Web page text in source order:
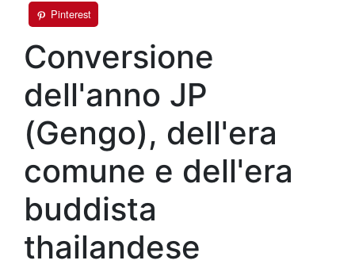
Pinterest
Conversione
dell'anno JP
(Gengo), dell'era
comune e dell'era
buddista
thailandese